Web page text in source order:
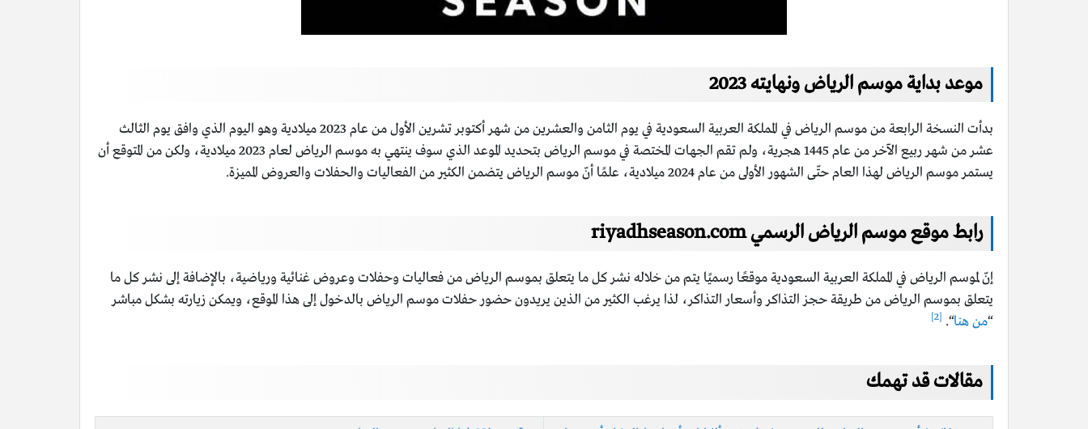
موعد بداية موسم الرياض ونهايته 2023
بدأت النسخة الرابعة من موسم الرياض في المملكة العربية السعودية في يوم الثامن والعشرين من شهر أكتوبر تشرين الأول من عام 2023 ميلادية وهو اليوم الذي وافق يوم الثالث
عشر من شهر ربيع الآخر من عام 1445 هجرية، ولم تقم الجهات المختصة في موسم الرياض بتحديد الموعد الذي سوف ينتهي به موسم الرياض لعام 2023 ميلادية، ولكن من المتوقع أن
يستمر موسم الرياض لهذا العام حتّى الشهور الأولى من عام 2024 ميلادية، علمًا أنّ موسم الرياض يتضمن الكثير من الفعاليات والحفلات والعروض المميزة.
رابط موقع موسم الرياض الرسمي riyadhseason.com
إنّ لموسم الرياض في المملكة العربية السعودية موقعًا رسميًا يتم من خلاله نشر كل ما يتعلق بموسم الرياض من فعاليات وحفلات وعروض غنائية ورياضية، بالإضافة إلى نشر كل ما
يتعلق بموسم الرياض من طريقة حجز التذاكر وأسعار التذاكر، لذا يرغب الكثير من الذين يريدون حضور حفلات موسم الرياض بالدخول إلى هذا الموقع، ويمكن زيارته بشكل مباشر
“من هنا“.
[2]
مقالات قد تهمك